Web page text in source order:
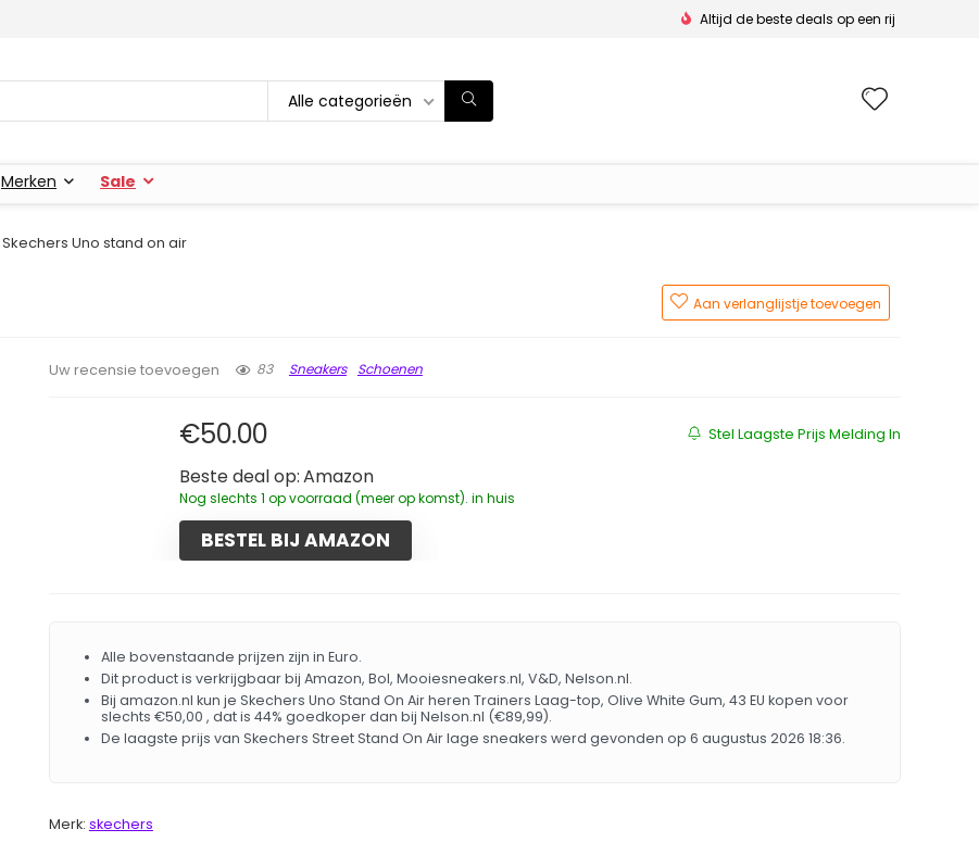
Altijd de beste deals op een rij
Alle categorieën
Merken Sale
Skechers Uno stand on air
Aan verlanglijstje toevoegen
Uw recensie toevoegen 83 Sneakers Schoenen
Stel Laagste Prijs Melding In
€50.00
Beste deal op: Amazon
Nog slechts 1 op voorraad (meer op komst). in huis
BESTEL BIJ AMAZON
Alle bovenstaande prijzen zijn in Euro.
Dit product is verkrijgbaar bij Amazon, Bol, Mooiesneakers.nl, V&D, Nelson.nl.
Bij amazon.nl kun je Skechers Uno Stand On Air heren Trainers Laag-top, Olive White Gum, 43 EU kopen voor
slechts €50,00 , dat is 44% goedkoper dan bij Nelson.nl (€89,99).
De laagste prijs van Skechers Street Stand On Air lage sneakers werd gevonden op 6 augustus 2026 18:36.
Merk: skechers